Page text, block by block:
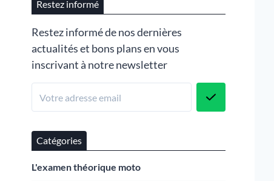
Restez informé
Restez informé de nos dernières
actualités et bons plans en vous
inscrivant à notre newsletter
Catégories
L'examen théorique moto